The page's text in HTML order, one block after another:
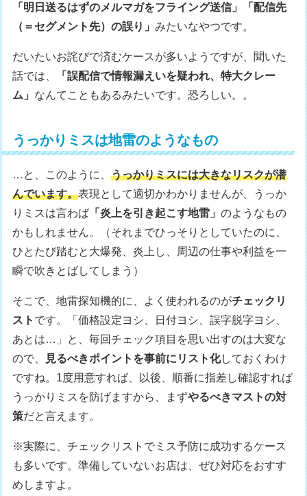
「明日送るはずのメルマガをフライング送信」「配信先
（＝セグメント先）の誤り」みたいなやつです。
だいたいお詫びで済むケースが多いようですが、聞いた
話では、
「誤配信で情報漏えいを疑われ、特大クレー
ム」 なんてこともあるみたいです。恐ろしい。。
うっかりミスは地雷のようなもの
…と、このように、うっかりミスには大きなリスクが潜
んでいます。表現として適切かわかりませんが、うっか
りミスは言わば 「炎上を引き起こす地雷」のようなもの
かもしれません。（それまでひっそりとしていたのに、
ひとたび踏むと大爆発、炎上し、周辺の仕事や利益を一
瞬で吹きとばしてしまう）
そこで、地雷探知機的に、よく使われるのがチェックリ
スト です。「価格設定ヨシ、日付ヨシ、誤字脱字ヨシ、
あとは…」と、毎回チェック項目を思い出すのは大変な
ので、
見るべきポイントを事前にリスト化しておくわけ
ですね。1度用意すれば、以後、順番に指差し確認すれば
うっかりミスを防げますから、まずやるべきマストの対
策だと言えます。
※実際に、チェックリストでミス予防に成功するケース
も多いです。準備していないお店は、ぜひ対応をおすす
めしますよ。